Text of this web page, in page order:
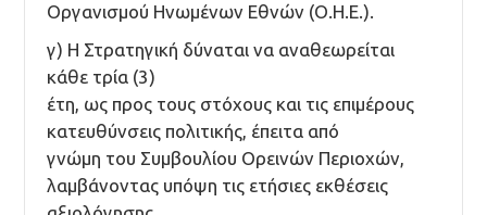
Οργανισμού Ηνωμένων Εθνών (Ο.Η.Ε.).
γ) Η Στρατηγική δύναται να αναθεωρείται
κάθε τρία (3)
έτη, ως προς τους στόχους και τις επιμέρους
κατευθύνσεις πολιτικής, έπειτα από
γνώμη του Συμβουλίου Ορεινών Περιοχών,
λαμβάνοντας υπόψη τις ετήσιες εκθέσεις